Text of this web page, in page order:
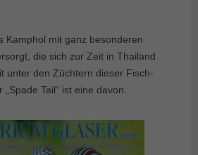
Kamphol mit ganz besonderen
die sich zur Zeit in Thailand
unter den Züchtern dieser Fisch-
Tail“ ist eine davon.